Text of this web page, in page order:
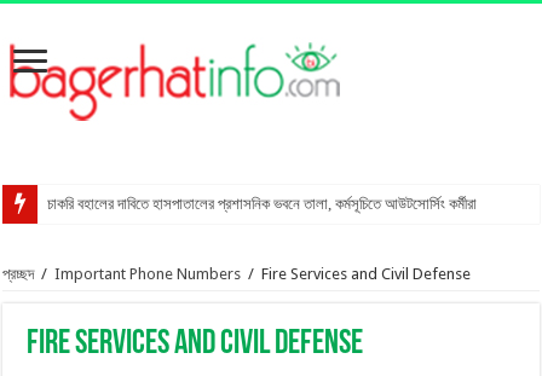
চাকরি বহালের দাবিতে হাসপাতালের প্রশাসনিক ভবনে তালা, কর্মসূচিতে আউটসোর্সিং কর্মীরা
স্ত্রীকে শ্বাসরোধে হত্যার অভিযোগ, স্বামী আটক
বাগেরহাটে আদালত কর্মচারীকে ইয়াবা দিয়ে ফাঁসানোর চেষ্টা
প্রচ্ছদ / Important Phone Numbers / Fire Services and Civil Defense
Fire Services and Civil Defense